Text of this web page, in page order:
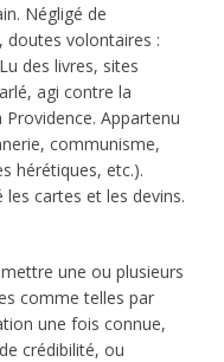
Négligé de
doutes volontaires :
des livres, sites
agi contre la
Appartenu
communisme,
hérétiques, etc.).
cartes et les devins.
une ou plusieurs
comme telles par
une fois connue,
crédibilité, ou